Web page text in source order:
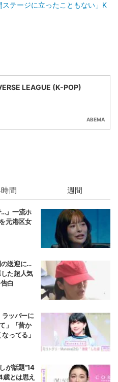
テージに立ったこともない」K
LEAGUE (K-POP)
ABEMA
間 週間
…」一流ホ
元港区女
送迎に…
た超人気
白
ッパーに
」「昔か
ってる」
が話題”14
歳とは思え